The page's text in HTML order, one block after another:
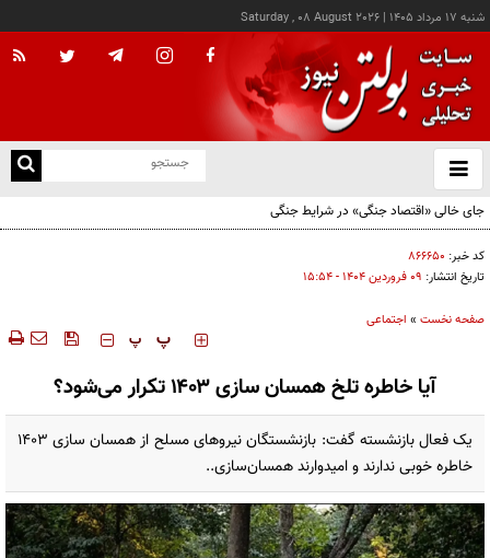
شنبه ۱۷ مرداد ۱۴۰۵ |
Saturday , 08 August 2026
باز
و
جای خالی «اقتصاد جنگی» در شرایط جنگی
کد خبر: ۸۶۶۶۵۰
تاریخ انتشار: ۰۹ فروردين ۱۴۰۴ - ۱۵:۵۴
صفحه نخست » اجتماعی
‍‍‍ پ پ
آیا خاطره تلخ همسان سازی ۱۴۰۳ تکرار می‌شود؟
یک فعال بازنشسته گفت: بازنشستگان نیروهای مسلح از همسان سازی ۱۴۰۳
خاطره خوبی ندارند و امیدوارند همسان‌سازی..